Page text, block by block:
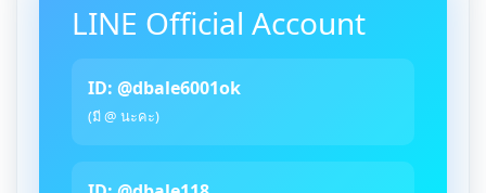
LINE Official Account
ID: @dbale6001ok
(มี @ นะคะ)